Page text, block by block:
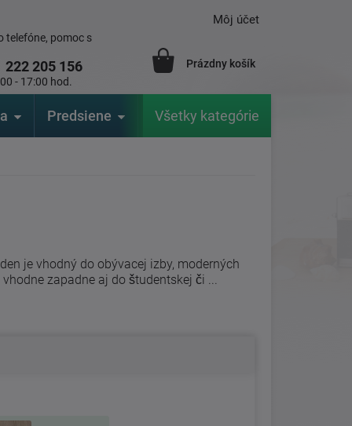
telefóne, pomoc s
222 205 156
- 17:00 hod.
Môj účet
Prázdny košík
Predsiene Výrobcovia
Všetky kategórie
je vhodný do obývacej izby, moderných
zapadne aj do študentskej či ...